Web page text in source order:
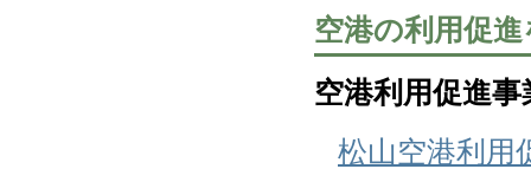
空港の利用促
空港利用促進事
松山空港利用